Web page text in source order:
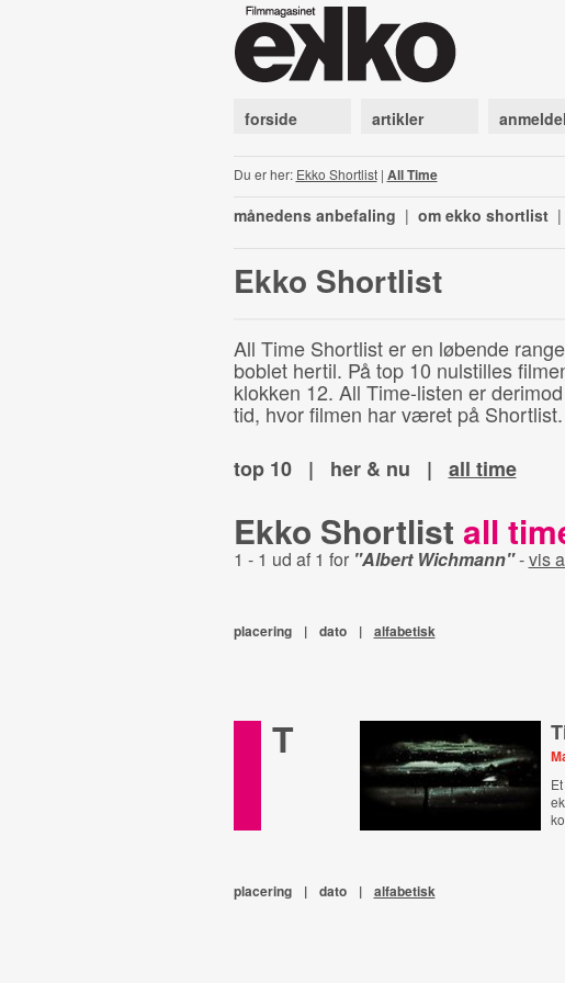
forside artikler
Du er her: Ekko Shortlist| All Time
månedens anbefaling | om ekko shortlist |
Ekko Shortlist
All Time Shortlist er en løbende
boblet hertil. På top 10 nulstilles
klokken 12. All Time-listen er
tid, hvor filmen har været på Shortlist.
top 10
| her & nu | all time
Ekko Shortlist all
1 - 1 ud af 1 for "Albert Wichmann"-vis
placering | dato | alfabetisk
T
placering | dato | alfabetisk